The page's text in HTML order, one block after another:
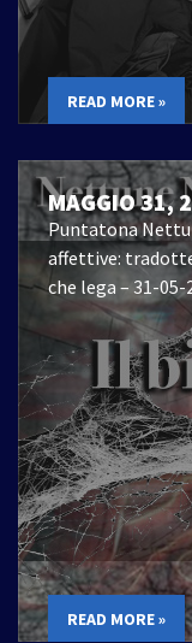
READ MORE »
MAGGIO 31,
Puntatona
affettive:
che lega – 31-05-
READ MORE »